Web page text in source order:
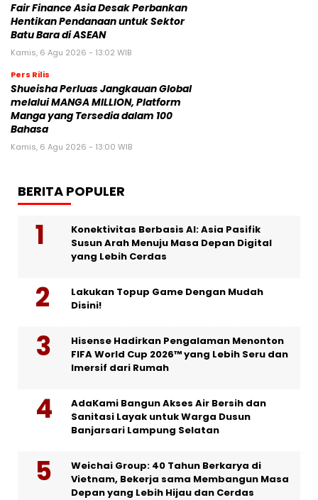
Fair Finance Asia Desak Perbankan
Hentikan Pendanaan untuk Sektor
Batu Bara di ASEAN
Kamis, 6 Agu 2026 - 13:02 WIB
Pers Rilis
Shueisha Perluas Jangkauan Global
melalui MANGA MILLION, Platform
Manga yang Tersedia dalam 100
Bahasa
Kamis, 6 Agu 2026 - 13:00 WIB
BERITA POPULER
Konektivitas Berbasis AI: Asia Pasifik
Susun Arah Menuju Masa Depan Digital
yang Lebih Cerdas
Lakukan Topup Game Dengan Mudah
Disini!
Hisense Hadirkan Pengalaman Menonton
FIFA World Cup 2026™ yang Lebih Seru dan
Imersif dari Rumah
AdaKami Bangun Akses Air Bersih dan
Sanitasi Layak untuk Warga Dusun
Banjarsari Lampung Selatan
Weichai Group: 40 Tahun Berkarya di
Vietnam, Bekerja sama Membangun Masa
Depan yang Lebih Hijau dan Cerdas